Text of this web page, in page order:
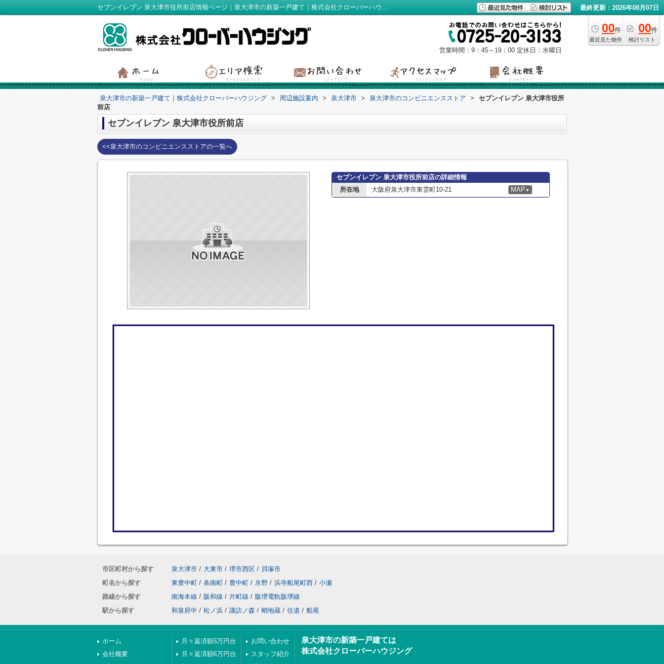
セブンイレブン 泉大津市役所前店情報ページ｜泉大津市の新築一戸建て｜株式会社クローバーハウジング 最終更新：2026年08月07日
00件
最近見た物件
00件
検討リスト
営業時間：9：45～19：00 定休日：水曜日
泉大津市の新築一戸建て｜株式会社クローバーハウジング > 周辺施設案内 > 泉大津市 > 泉大津市のコンビニエンスストア >
セブンイレブン 泉大津市役所
前店
セブンイレブン 泉大津市役所前店
<<泉大津市のコンビニエンスストアの一覧へ
セブンイレブン 泉大津市役所前店の詳細情報
所在地
大阪府泉大津市東雲町10-21 MAP ▼
市区町村から探す 泉大津市 / 大東市 / 堺市西区 / 貝塚市
町名から探す
東豊中町 / 条南町 / 豊中町 / 氷野 / 浜寺船尾町西 / 小瀬
路線から探す
南海本線 / 阪和線 / 片町線 / 阪堺電軌阪堺線
駅から探す
和泉府中 / 松ノ浜 / 諏訪ノ森 / 蛸地蔵 / 住道 / 船尾
ホーム
会社概要
月々返済額5万円台
月々返済額6万円台
お問い合わせ
スタッフ紹介
泉大津市の新築一戸建ては
株式会社クローバーハウジング